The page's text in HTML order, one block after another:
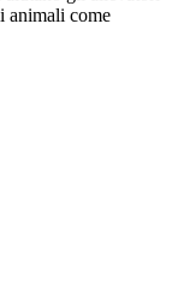
animali come